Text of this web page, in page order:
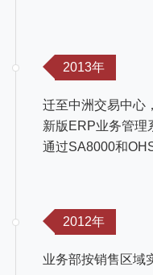
2013年
迁至中洲交易中心
新版ERP业务管理
通过SA8000和
2012年
业务部按销售区域